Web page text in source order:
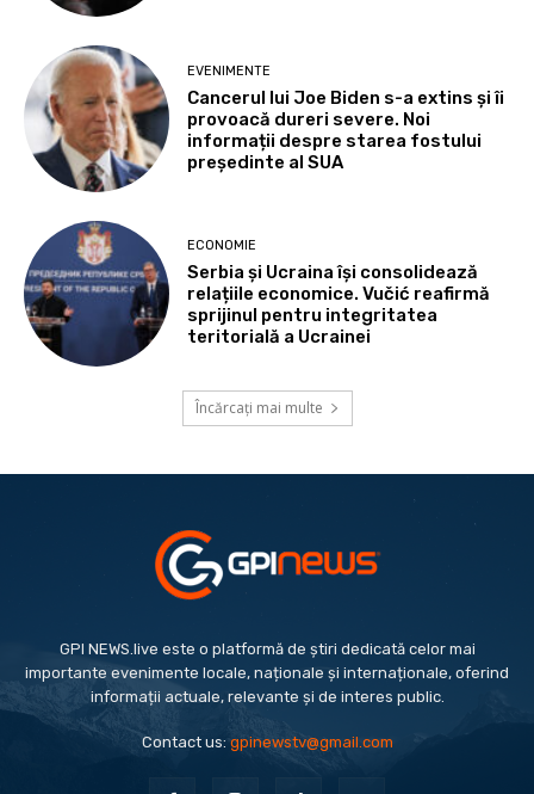
EVENIMENTE
Cancerul lui Joe Biden s-a extins și îi
provoacă dureri severe. Noi
informații despre starea fostului
președinte al SUA
ECONOMIE
Serbia și Ucraina își consolidează
relațiile economice. Vučić reafirmă
sprijinul pentru integritatea
teritorială a Ucrainei
Încărcați mai multe
GPI NEWS.live este o platformă de știri dedicată celor mai
importante evenimente locale, naționale și internaționale, oferind
informații actuale, relevante și de interes public.
Contact us:gpinewstv@gmail.com